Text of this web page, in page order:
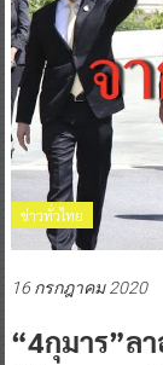
ข่าวทั่วไทย
16 กรกฎาคม 2020
“4กุมาร”ล